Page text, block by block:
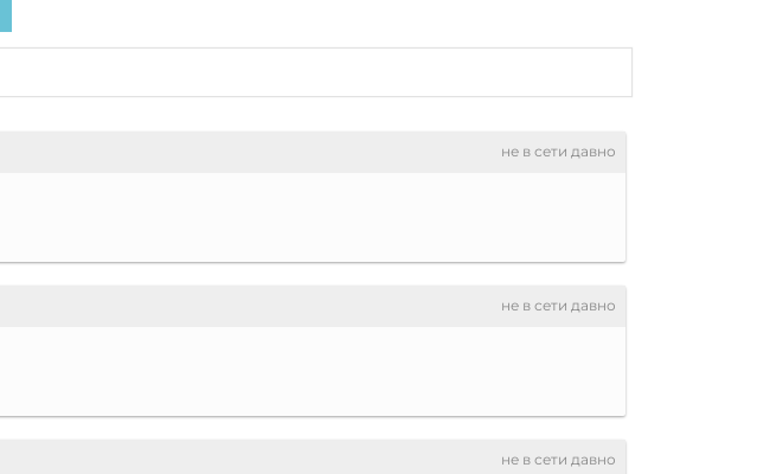
не в сети давно
не в сети давно
не в сети давно